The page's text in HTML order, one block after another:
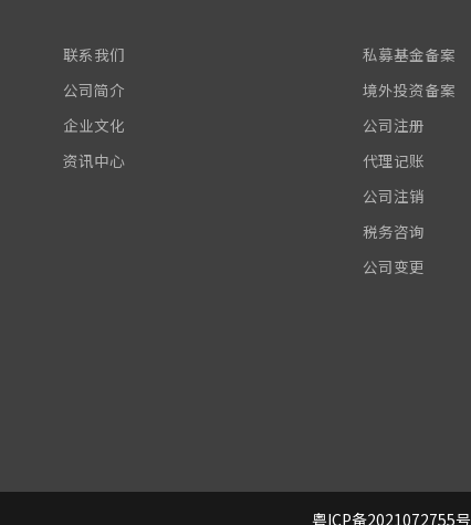
联系我们
公司简介
企业文化
资讯中心
私募基金备案
境外投资备案
公司注册
代理记账
公司注销
税务咨询
公司变更
粤ICP备2021072755号